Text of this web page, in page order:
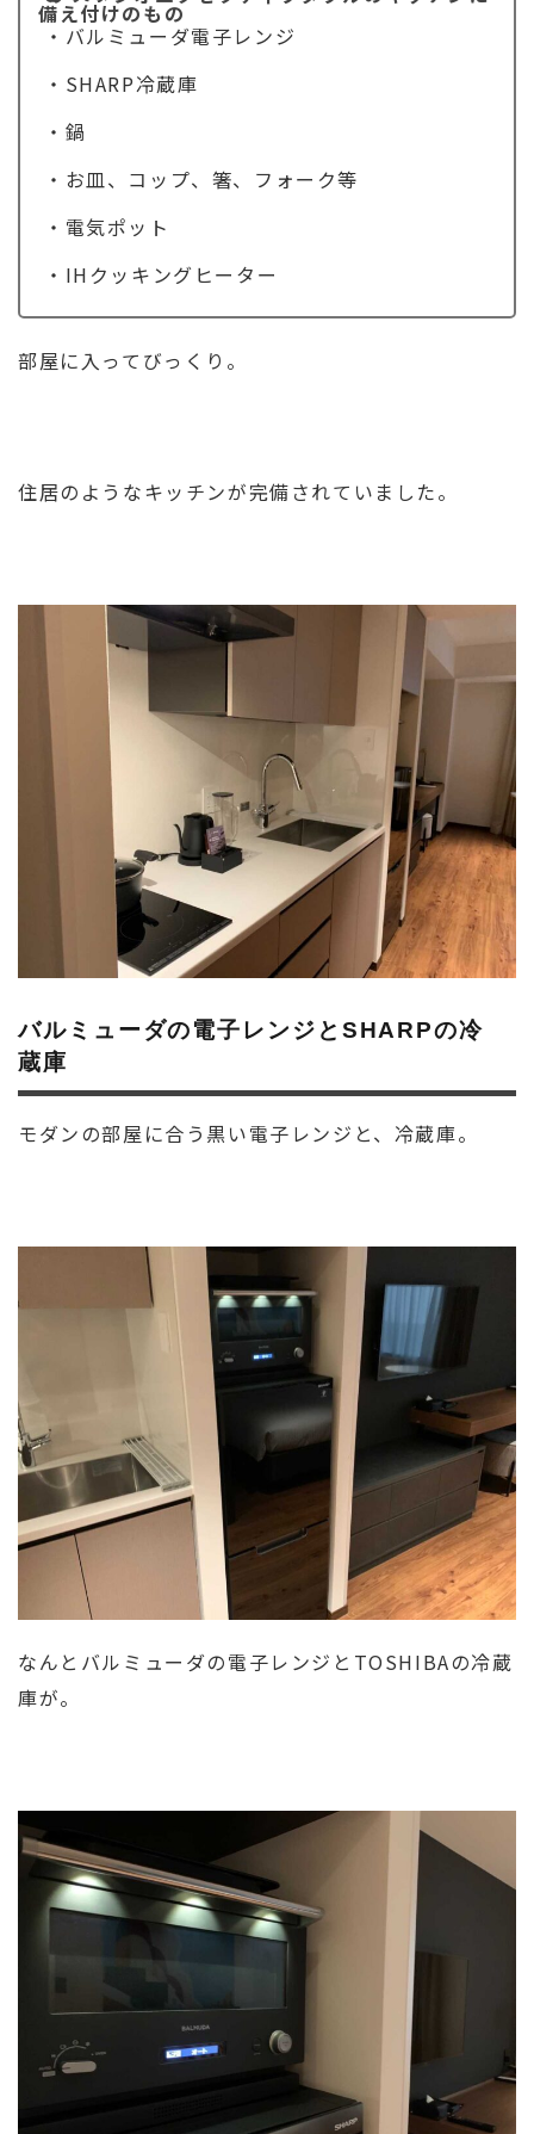
備え付けのもの
・バルミューダ電子レンジ
・SHARP冷蔵庫
・鍋
・お皿、コップ、箸、フォーク等
・電気ポット
・IHクッキングヒーター
部屋に入ってびっくり。
住居のようなキッチンが完備されていました。
バルミューダの電子レンジとSHARPの冷
蔵庫
モダンの部屋に合う黒い電子レンジと、冷蔵庫。
なんとバルミューダの電子レンジとTOSHIBAの冷蔵
庫が。